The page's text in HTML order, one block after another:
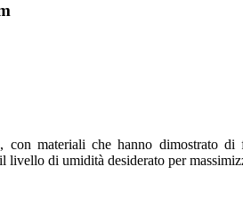
materiali che hanno dimostrato
di umidità desiderato per